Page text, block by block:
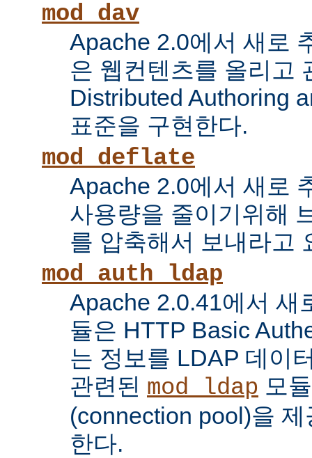
mod_dav
Apache 2.0에서 새로
은 웹컨텐츠를 올리고
Distributed Authoring
표준을 구현한다.
mod_deflate
Apache 2.0에서 새로
사용량을 줄이기위해
를 압축해서 보내라고
mod_auth_ldap
Apache 2.0.41에서 새
듈은 HTTP Basic
는 정보를 LDAP 데이
관련된 mod_ldap 모
(connection pool)을
한다.